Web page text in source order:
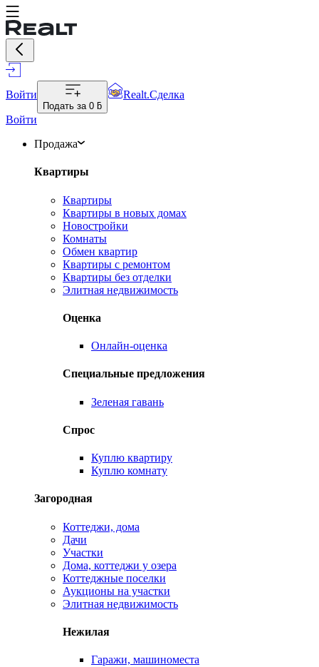
Войти
Подать за 0 ƃ
Realt.Сделка
Войти
Продажа
Квартиры
Квартиры
Квартиры в новых домах
Новостройки
Комнаты
Обмен квартир
Квартиры с ремонтом
Квартиры без отделки
Элитная недвижимость
Оценка
Онлайн-оценка
Специальные предложения
Зеленая гавань
Спрос
Куплю квартиру
Куплю комнату
Загородная
Коттеджи, дома
Дачи
Участки
Дома, коттеджи у озера
Коттеджные поселки
Аукционы на участки
Элитная недвижимость
Нежилая
Гаражи, машиноместа